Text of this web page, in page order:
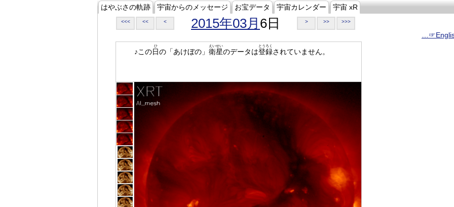
はやぶさの軌跡 宇宙からのメッセージ お宝データ 宇宙カレンダー 宇宙 xR
<<< << < 2015年03月 6日 > >> >>>
♪この日
ひ
の「あけぼの」 衛星
えいせい
のデータは登録
とうろく
されていません。